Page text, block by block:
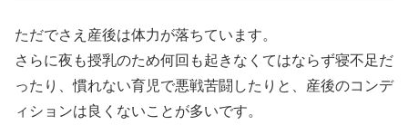
ただでさえ産後は体力が落ちています。
さらに夜も授乳のため何回も起きなくてはならず寝不足だ
ったり、慣れない育児で悪戦苦闘したりと、産後のコンデ
ィションは良くないことが多いです。